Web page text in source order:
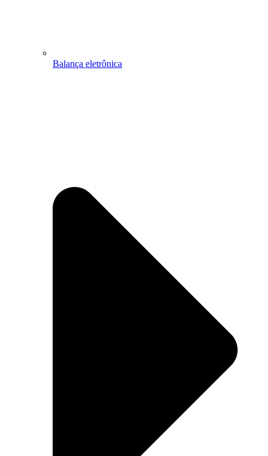
Balança eletrônica